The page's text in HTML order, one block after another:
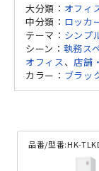
大分類： オフィ
中分類： ロッカ
テーマ： シンプ
シーン： 執務ス
オフィス 、 店舗
カラー： ブラッ
品番/型番:HK-